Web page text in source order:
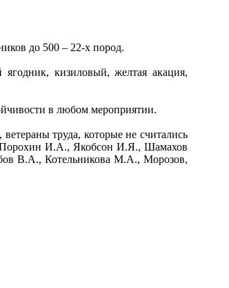
до 500 – 22-х пород.
кизиловый, желтая акация,
в любом мероприятии.
труда, которые не считались
Порохин И.А., Якобсон И.Я., Шамахов
В.А., Котельникова М.А., Морозов,